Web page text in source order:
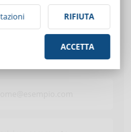
un commento
RIFIUTA
ACCETTA